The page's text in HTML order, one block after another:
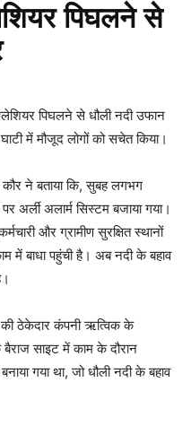
पिघलने से
पिघलने से धौली नदी उफान
में मौजूद लोगों को सचेत किया।
ने बताया कि, सुबह लगभग
अलार्म सिस्टम बजाया गया।
और ग्रामीण सुरक्षित स्थानों
में बाधा पहुंची है। अब नदी के बहाव
की ठेकेदार कंपनी ऋत्विक के
साइट में काम के दौरान
गया था, जो धौली नदी के बहाव